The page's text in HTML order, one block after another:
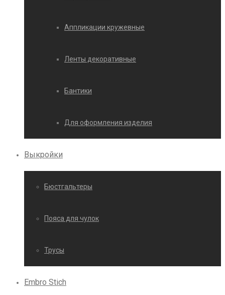
Аппликации кружевные
Ленты декоративные
Бантики
Для оформления изделия
Выкройки
Бюстгальтеры
Пояса для чулок
Трусы
Embro Stich